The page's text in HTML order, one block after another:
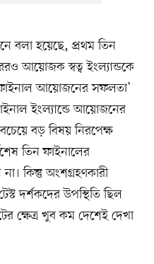
বলা হয়েছে, প্রথম তিন
আয়োজক স্বত্ব ইংল্যান্ডকে
ফাইনাল আয়োজনের সফলতা’
ইংল্যান্ডে আয়োজনের
বড় বিষয় নিরপেক্ষ
তিন ফাইনালের
কিন্তু অংশগ্রহণকারী
দর্শকদের উপস্থিতি ছিল
ক্ষেত্র খুব কম দেশেই দেখা